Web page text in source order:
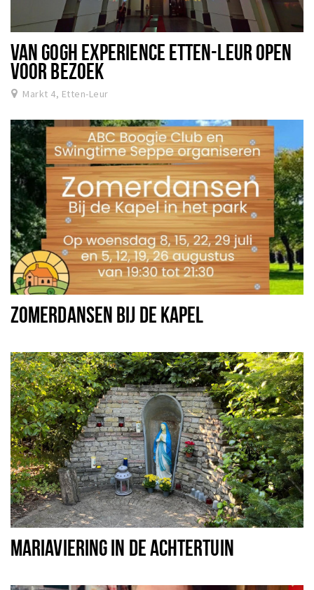
VAN GOGH EXPERIENCE ETTEN-LEUR OPEN
VOOR BEZOEK
Markt 4, Etten-Leur
ZOMERDANSEN BIJ DE KAPEL
MARIAVIERING IN DE ACHTERTUIN